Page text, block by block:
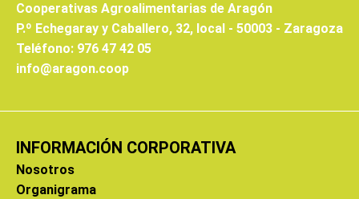
Cooperativas Agroalimentarias de Aragón
P.º Echegaray y Caballero, 32, local - 50003 - Zaragoza
Teléfono: 976 47 42 05
info@aragon.coop
INFORMACIÓN CORPORATIVA
Nosotros
Organigrama